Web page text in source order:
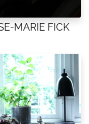
MARIE FICK